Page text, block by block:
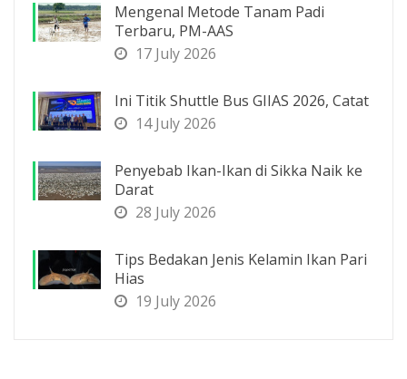
Mengenal Metode Tanam Padi
Terbaru, PM-AAS
17 July 2026
Ini Titik Shuttle Bus GIIAS 2026, Catat
14 July 2026
Penyebab Ikan-Ikan di Sikka Naik ke
Darat
28 July 2026
Tips Bedakan Jenis Kelamin Ikan Pari
Hias
19 July 2026